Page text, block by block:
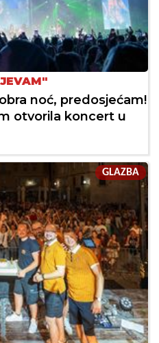
noć, predosjećam!
otvorila koncert u
GLAZBA